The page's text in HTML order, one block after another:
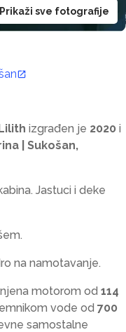
Prikaži sve fotografije
izgrađen je 2020 i
| Sukošan,
Jastuci i deke
.
na namotavanje.
motorom od 114
vode od 700
samostalne